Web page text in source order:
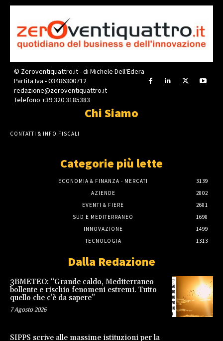
© Zeroventiquattro.it - di Michele Dell'Edera
Partita Iva - 03486300712
redazione@zeroventiquattro.it
Telefono +39 320 3185383
Chi Siamo
CONTATTI & INFO FISCALI
Categorie più lette
ECONOMIA & FINANZA - MERCATI
3139
AZIENDE
2802
EVENTI & FIERE
2681
SUD E MEDITERRANEO
1698
INNOVAZIONE
1499
TECNOLOGIA
1313
Dalla Redazione
3BMETEO: “Grande caldo, Mediterraneo
bollente e rischio fenomeni estremi. Tutto
quello che c’è da sapere”
7 Agosto 2026
SIPPS scrive alle massime istituzioni per la